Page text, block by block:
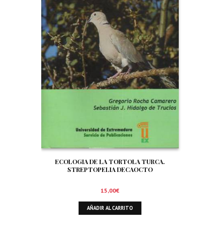
ECOLOGIA DE LA TORTOLA TURCA.
STREPTOPELIA DECAOCTO
15,00€
AÑADIR AL CARRITO